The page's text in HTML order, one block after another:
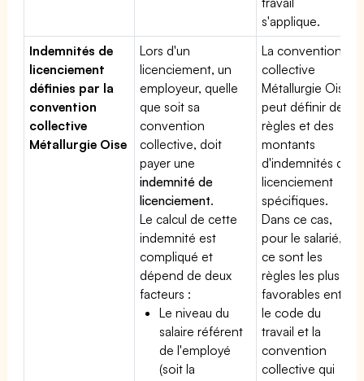
s'applique.
Indemnités de
licenciement
définies par la
convention
collective
Métallurgie Oise
Lors d'un
licenciement, un
employeur, quelle
que soit sa
convention
collective, doit
payer une
indemnité de
licenciement.
Le calcul de cette
indemnité est
compliqué et
dépend de deux
facteurs :
Le niveau du
salaire référent
de l'employé
(soit la
La convention
collective
Métallurgie Oise
peut définir des
règles et des
montants
d'indemnités de
licenciement
spécifiques.
Dans ce cas,
pour le salarié,
ce sont les
règles les plus
favorables entre
le code du
travail et la
convention
collective qui